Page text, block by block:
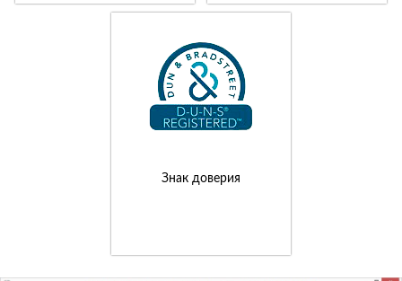
Знак доверия